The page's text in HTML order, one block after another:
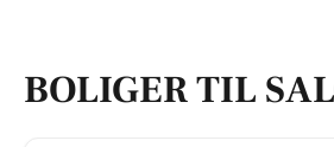
BOLIGER TIL